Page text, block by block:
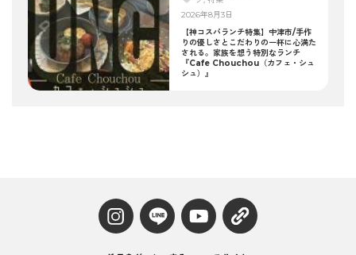
2026年8月3日
【神コスパランチ特集】中津市/手作
りの優しさとこだわりの一杯に心満た
される。家族を想う特別なランチ
『Cafe Chouchou（カフェ・シュ
シュ）』